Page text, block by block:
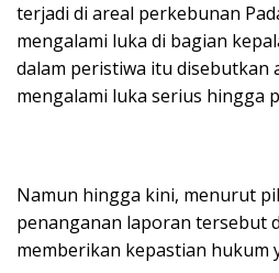
terjadi di areal perkebunan
mengalami luka di bagian
dalam peristiwa itu disebutkan
mengalami luka serius hingga
Namun hingga kini, menurut
penanganan laporan tersebut
memberikan kepastian hukum